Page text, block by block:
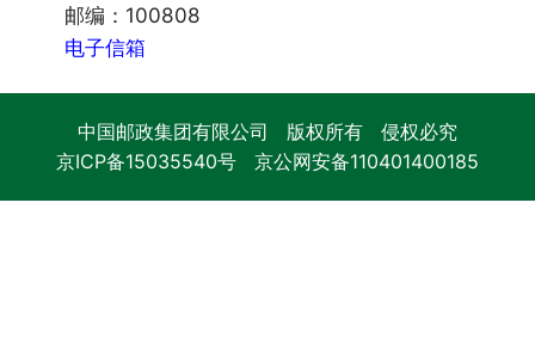
邮编：100808
电子信箱
中国邮政集团有限公司 版权所有 侵权必究
京ICP备15035540号 京公网安备110401400185